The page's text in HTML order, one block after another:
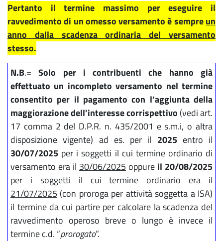
Pertanto il termine massimo per eseguire il
ravvedimento di un omesso versamento è sempreun
anno dalla scadenza ordinaria del versamento
stesso.
N.B.=Solo per i contribuenti che hanno già
effettuato un incompleto versamento nel termine
consentito per il pagamento con l’aggiunta della
maggiorazione dell’interesse corrispettivo (vedi art.
17 comma 2 del D.P.R. n. 435/2001 e s.m.i, o altra
disposizione vigente) ad es. per il 2025entro il
30/07/2025 per i soggetti il cui termine ordinario di
versamento era il 30/06/2025 oppure il 20/08/2025
per i soggetti il cui termine ordinario era il
21/07/2025 (con proroga per attività soggetta a ISA)
il termine da cui partire per calcolare la scadenza del
ravvedimento operoso breve o lungo è invece il
termine c.d. “prorogato”.